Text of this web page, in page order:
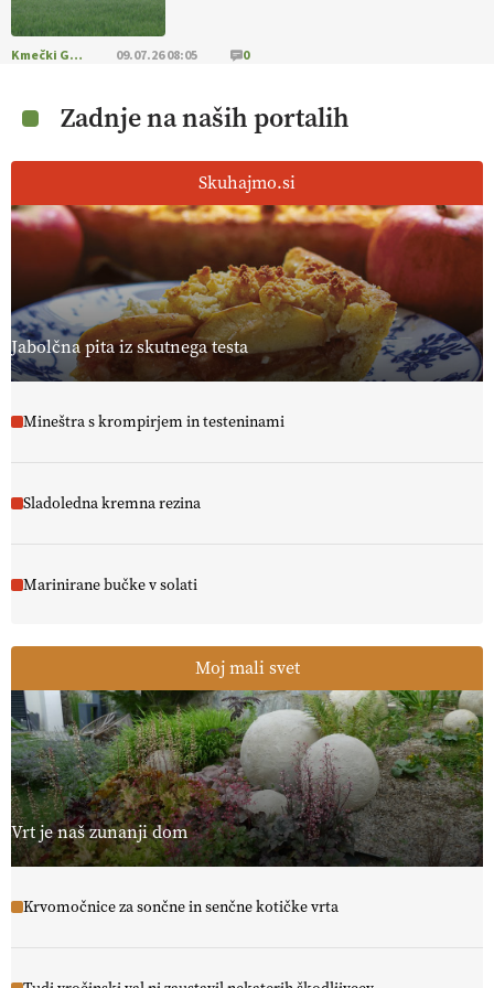
Kmečki Glas 09.07.26 08:05 0
Zadnje na naših portalih
Skuhajmo.si
Jabolčna pita iz skutnega testa
Mineštra s krompirjem in testeninami
Sladoledna kremna rezina
Marinirane bučke v solati
Moj mali svet
Vrt je naš zunanji dom
Krvomočnice za sončne in senčne kotičke vrta